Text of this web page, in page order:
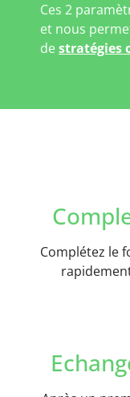
Ces 2
et nous
destratégies
Complétez le